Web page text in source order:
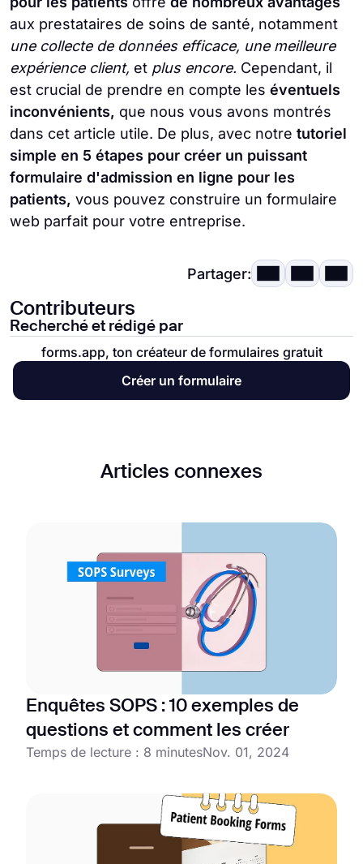
aux prestataires de soins de santé, notamment
une collecte de données efficace, une meilleure
expérience client, et plus encore. Cependant, il
est crucial de prendre en compte les éventuels
inconvénients, que nous vous avons montrés
dans cet article utile. De plus, avec notre tutoriel
simple en 5 étapes pour créer un puissant
formulaire d'admission en ligne pour les
patients, vous pouvez construire un formulaire
web parfait pour votre entreprise.
Partager:
Contributeurs
Recherché et rédigé par
forms.app, ton créateur de formulaires gratuit
Créer un formulaire
Articles connexes
Enquêtes SOPS : 10 exemples de
questions et comment les créer
Temps de lecture : 8 minutesNov. 01, 2024